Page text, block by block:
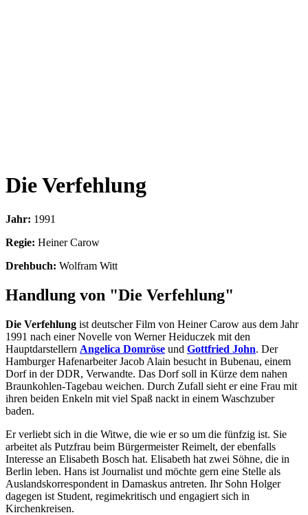
Die Verfehlung
Jahr: 1991
Regie: Heiner Carow
Drehbuch: Wolfram Witt
Handlung von "Die Verfehlung"
Die Verfehlung ist deutscher Film von Heiner Carow aus dem Jahr
1991 nach einer Novelle von Werner Heiduczek mit den
Hauptdarstellern Angelica Domröse und Gottfried John. Der
Hamburger Hafenarbeiter Jacob Alain besucht in Bubenau, einem
Dorf in der DDR, Verwandte. Das Dorf soll in Kürze dem nahen
Braunkohlen-Tagebau weichen. Durch Zufall sieht er eine Frau mit
ihren beiden Enkeln mit viel Spaß nackt in einem Waschzuber
baden.
Er verliebt sich in die Witwe, die wie er so um die fünfzig ist. Sie
arbeitet als Putzfrau beim Bürgermeister Reimelt, der ebenfalls
Interesse an Elisabeth Bosch hat. Elisabeth hat zwei Söhne, die in
Berlin leben. Hans ist Journalist und möchte gern eine Stelle als
Auslandskorrespondent in Damaskus antreten. Ihr Sohn Holger
dagegen ist Student, regimekritisch und engagiert sich in
Kirchenkreisen.